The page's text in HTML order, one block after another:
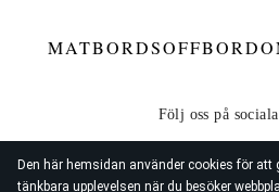
Den här hemsidan använder cookies för
tänkbara upplevelsen när du besöker
MATBORDSOFFBORD